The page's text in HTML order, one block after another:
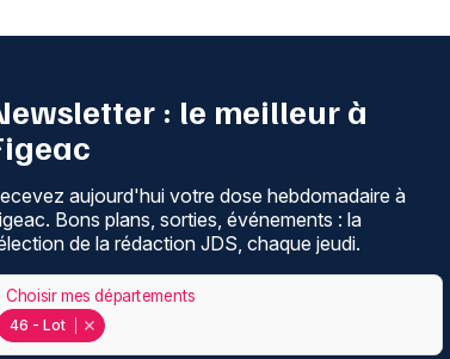
: le meilleur à
aujourd'hui votre dose hebdomadaire à
Bons plans, sorties, événements : la
de la rédaction JDS, chaque jeudi.
46 - Lot
Choisir mes départements